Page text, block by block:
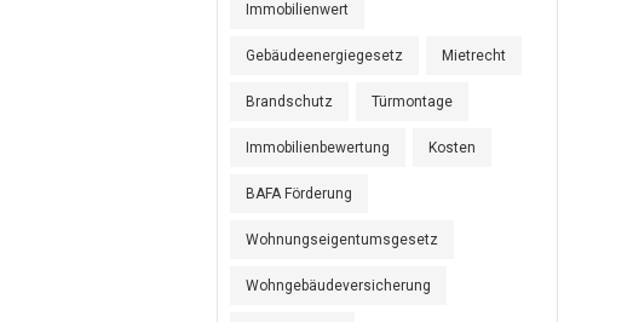
Immobilienwert
Gebäudeenergiegesetz Mietrecht
Brandschutz Türmontage
Immobilienbewertung Kosten
BAFA Förderung
Wohnungseigentumsgesetz
Wohngebäudeversicherung